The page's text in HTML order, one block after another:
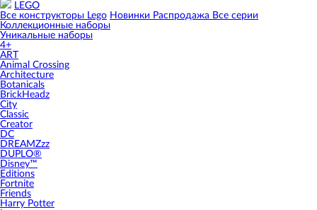
LEGO
Все конструкторы Lego Новинки Распродажа Все серии
Коллекционные наборы
Уникальные наборы
4+
ART
Animal Crossing
Architecture
Botanicals
BrickHeadz
City
Classic
Creator
DC
DREAMZzz
DUPLO®
Disney™
Editions
Fortnite
Friends
Harry Potter